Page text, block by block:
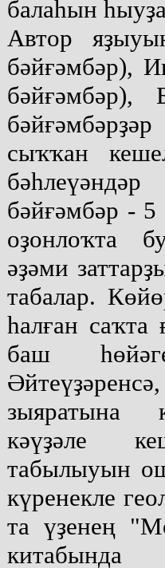
балаһын
Автор
бәйғәмбәр),
бәйғәмбәр),
сыҡҡан
бәйғәмбәр -
оҙонлоҡта
әҙәми
табалар.
һалған саҡта
баш
зыяратына
кәүҙәле
табылыуын
күренекле
та үҙенең
китабында